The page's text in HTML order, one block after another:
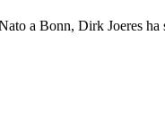
a Bonn, Dirk Joeres ha